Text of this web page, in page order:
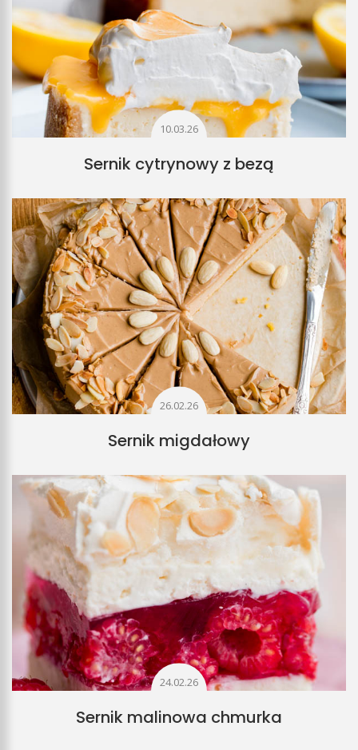
10.03.26
Sernik cytrynowy z bezą
26.02.26
Sernik migdałowy
24.02.26
Sernik malinowa chmurka